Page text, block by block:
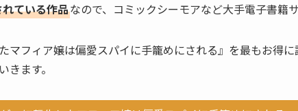
ている作品なので、コミックシーモアなど大手電子書籍
マフィア嬢は偏愛スパイに手籠めにされる』を最もお得
ます。